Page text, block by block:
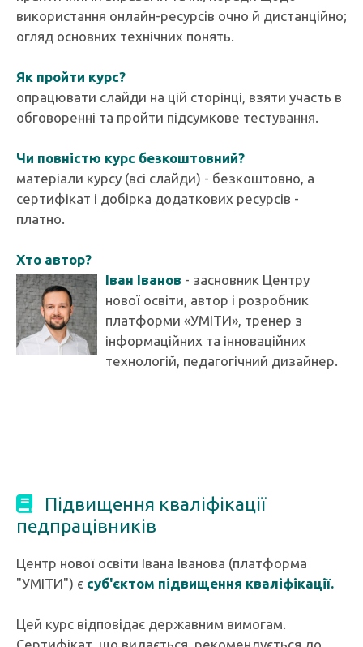
використання онлайн-ресурсів очно й дистанційно;
огляд основних технічних понять.
Як пройти курс?
опрацювати слайди на цій сторінці, взяти участь в
обговоренні та пройти підсумкове тестування.
Чи повністю курс безкоштовний?
матеріали курсу (всі слайди) - безкоштовно, а
сертифікат і добірка додаткових ресурсів -
платно.
Хто автор?
Іван Іванов - засновник Центру
нової освіти, автор і розробник
платформи «УМІТИ», тренер з
інформаційних та інноваційних
технологій, педагогічний дизайнер.
Підвищення кваліфікації
педпрацівників
Центр нової освіти Івана Іванова (платформа
"УМІТИ") є суб'єктом підвищення кваліфікації.
Цей курс відповідає державним вимогам.
Сертифікат, що видається, рекомендується до